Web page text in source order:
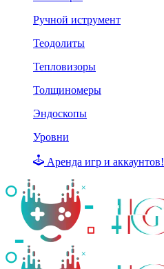
Ручной иструмент
Теодолиты
Тепловизоры
Толщиномеры
Эндоскопы
Уровни
Аренда игр и аккаунтов!